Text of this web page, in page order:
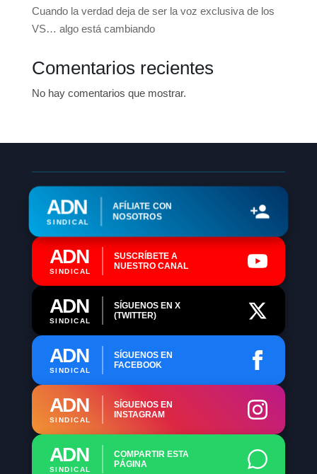
Cuando la verdad deja de ser la voz exclusiva de los
VS… algo está cambiando
Comentarios recientes
No hay comentarios que mostrar.
ADN
SINDICAL
AFÍLIATE CON
NOSOTROS
ADN
SINDICAL
SUSCRÍBETE A
NUESTRO CANAL
ADN
SINDICAL
SÍGUENOS EN X
(TWITTER)
ADN
SINDICAL
SÍGUENOS EN
FACEBOOK
ADN
SINDICAL
SÍGUENOS EN
INSTAGRAM
ADN
SINDICAL
COMPARTIR ESTA
PÁGINA